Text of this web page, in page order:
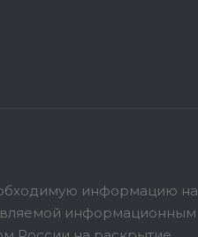
информацию на
информационным